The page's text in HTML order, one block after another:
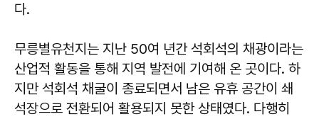
다.
무릉별유천지는 지난 50여 년간 석회석의 채광이라는
산업적 활동을 통해 지역 발전에 기여해 온 곳이다. 하
지만 석회석 채굴이 종료되면서 남은 유휴 공간이 쇄
석장으로 전환되어 활용되지 못한 상태였다. 다행히